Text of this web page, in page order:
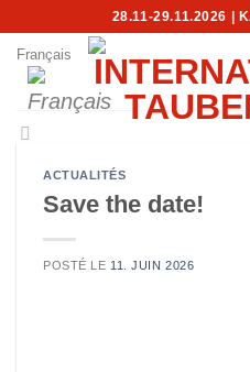
content
28.11-29.11.2026 |
Français
ACTUALITÉS
Save the date!
POSTÉ LE 11. JUIN 2026